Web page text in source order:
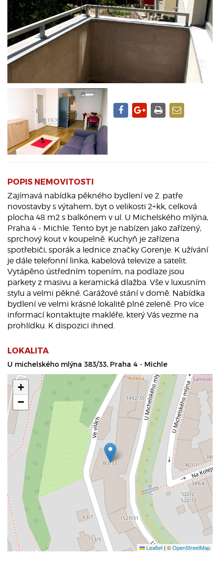
POPIS NEMOVITOSTI
Zajímavá nabídka pěkného bydlení ve 2. patře
novostavby s výtahem, byt o velikosti 2+kk, celková
plocha 48 m2 s balkónem v ul. U Michelského mlýna,
Praha 4 - Michle. Tento byt je nabízen jako zařízený,
sprchový kout v koupelně. Kuchyň je zařízena
spotřebiči, sporák a lednice značky Gorenje. K užívání
je dále telefonní linka, kabelová televize a satelit.
Vytápěno ústředním topením, na podlaze jsou
parkety z masivu a keramická dlažba. Vše v luxusním
stylu a velmi pěkné. Garážové stání v domě. Nabídka
bydlení ve velmi krásné lokalitě plné zeleně. Pro více
informací kontaktujte makléře, který Vás vezme na
prohlídku. K dispozici ihned.
LOKALITA
U michelského mlýna 383/33, Praha 4 - Michle
+
−
Leaflet | ©OpenStreetMap